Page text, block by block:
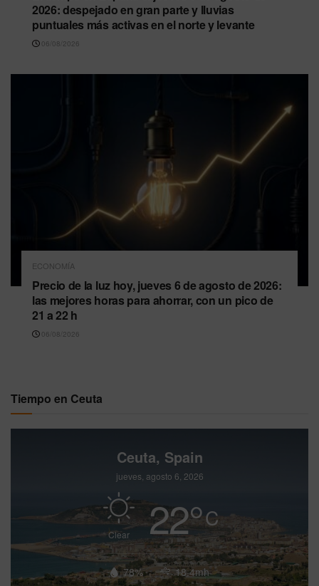
2026: despejado en gran parte y lluvias
puntuales más activas en el norte y levante
06/08/2026
ECONOMÍA
Precio de la luz hoy, jueves 6 de agosto de 2026:
las mejores horas para ahorrar, con un pico de
21 a 22 h
06/08/2026
Tiempo en Ceuta
Ceuta, Spain
jueves, agosto 6, 2026
Clear 22°C
78% 18.4mh